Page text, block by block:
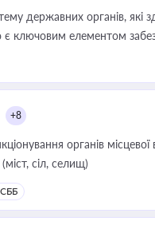
державних органів, які
ключовим елементом
+8
органів
сіл, селищ)